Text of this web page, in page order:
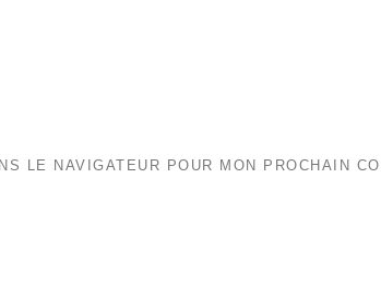
LE NAVIGATEUR POUR MON PROCHAIN